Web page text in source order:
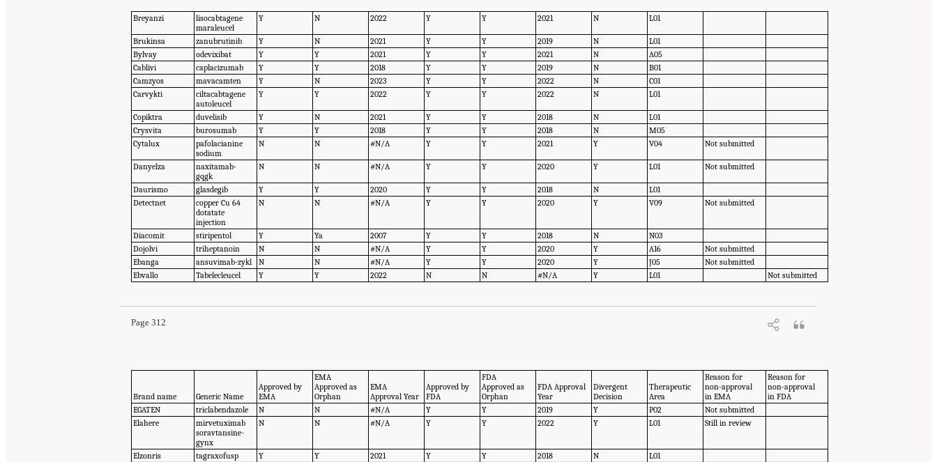
Breyanzi
lisocabtagene
maraleucel
Y N 2022 Y Y 2021 N L01
Brukinsa zanubrutinib Y N 2021 Y Y 2019 N
L01
Bylvay
odevixibat Y Y 2021 Y Y 2021 N
A05
Cablivi
caplacizumab Y Y 2018 Y Y 2019 N
B01
Camzyos
mavacamten Y N 2023 Y Y 2022 N
C01
Carvykti
ciltacabtagene
autoleucel
Y Y 2022 Y Y 2022 N L01
Copiktra duvelisib Y N 2021 Y Y 2018 N
L01
Crysvita
burosumab Y Y 2018 Y Y 2018 N
M05
Cytalux
pafolacianine
sodium
N N #N/A Y Y 2021 Y V04 Not submitted
Danyelza
naxitamab-
gqgk
N N #N/A Y Y 2020 Y L01 Not submitted
Daurismo glasdegib Y Y 2020 Y Y 2018 N
L01
Detectnet
copper Cu 64
dotatate
injection
N N #N/A Y Y 2020 Y V09 Not submitted
Diacomit stiripentol Y Ya 2007 Y Y 2018 N
N03
Dojolvi
triheptanoin N N #N/A Y Y 2020 Y A16
Not submitted
Ebanga
ansuvimab-zykl N N #N/A Y Y 2020 Y J05
Not submitted
Ebvallo
Tabelecleucel Y Y 2022 N N #N/A Y L01 Not submitted
Page 312
Brand name Generic Name
Approved by
EMA
EMA
Approved as
Orphan
EMA
Approval Year
Approved by
FDA
FDA
Approved as
Orphan
FDA Approval
Year
Divergent
Decision
Therapeutic
Area
Reason for
non-approval
in EMA
Reason for
non-approval
in FDA
EGATEN
triclabendazole N N #N/A Y Y 2019 Y P02
Not submitted
Elahere
mirvetuximab
soravtansine-
gynx
N N #N/A Y Y 2022 Y L01 Still in review
Elzonris tagraxofusp Y Y 2021 Y Y 2018 N
L01